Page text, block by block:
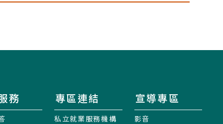
務 專區連結
私立就業服務機構
宣導專區
影音